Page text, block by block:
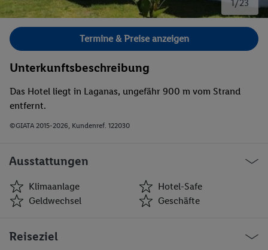
1/23
Bild 1 von 23.
Termine & Preise anzeigen
Unterkunftsbeschreibung
Das Hotel liegt in Laganas, ungefähr 900 m vom Strand
entfernt.
©GIATA 2015-2026, Kundenref. 122030
Ausstattungen
Klimaanlage
Hotel-Safe
Geldwechsel
Geschäfte
Geldwechsel
Reiseziel